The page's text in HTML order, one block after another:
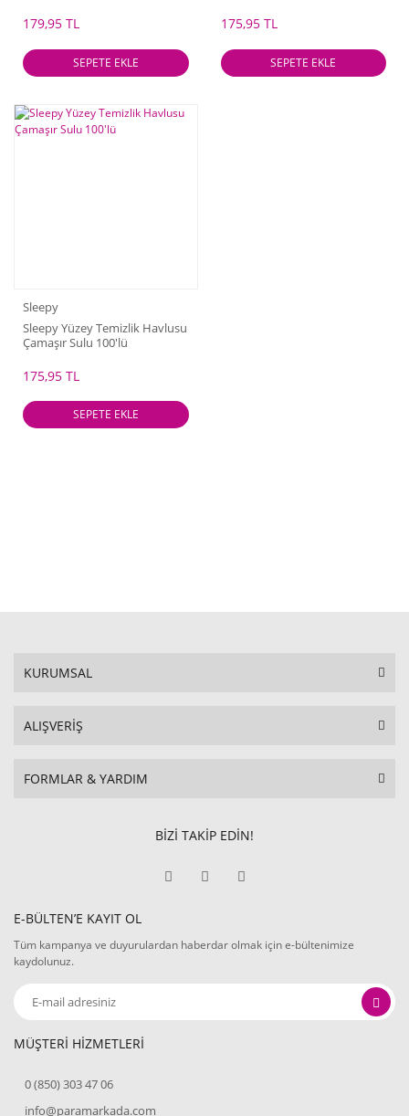
179,95 TL
SEPETE EKLE
175,95 TL
SEPETE EKLE
Sleepy
Sleepy Yüzey Temizlik Havlusu
Çamaşır Sulu 100'lü
175,95 TL
SEPETE EKLE
KURUMSAL
ALIŞVERİŞ
FORMLAR & YARDIM
BİZİ TAKİP EDİN!
E-BÜLTEN’E KAYIT OL
Tüm kampanya ve duyurulardan haberdar olmak için e-bültenimize
kaydolunuz.
MÜŞTERİ HİZMETLERİ
0 (850) 303 47 06
info@paramarkada.com